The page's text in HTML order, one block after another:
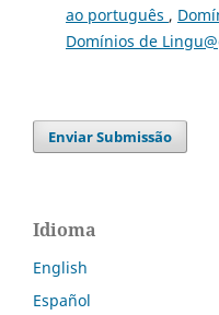
ao português ,
Domínios de
Enviar Submissão
Idioma
English
Español